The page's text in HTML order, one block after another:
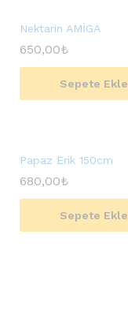
Nektarin AMİGA
650,00₺
Sepete Ekle
Papaz Erik 150cm
680,00₺
Sepete Ekle